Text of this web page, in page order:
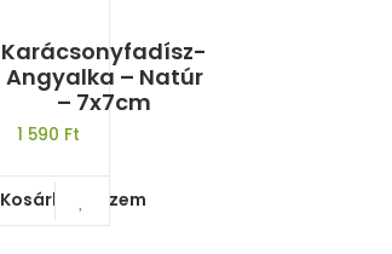
Karácsonyfadísz-
Angyalka – Natúr
– 7x7cm
1 590 Ft
Kosárba teszem